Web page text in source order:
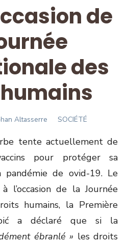
de
des
Altasserre SOCIÉTÉ
tente actuellement de
pour protéger sa
de ovid-19. Le
l’occasion de la Journée
humains, la Première
a déclaré que si la
ébranlé » les droits